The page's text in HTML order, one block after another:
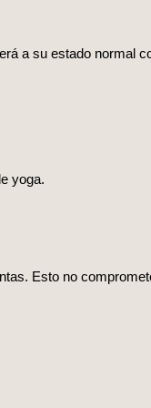
a su estado normal
yoga.
Esto no